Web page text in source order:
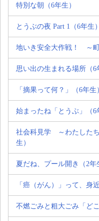
特別な朝（6年生）
とうぶの夜 Part 1（6年生）
地いき安全大作戦！ ～
思い出の生まれる場所（6
「摘果って何？」（6年生）
始まったね「とうぶ」（6
社会科見学 ～わたした
生）
夏だね、プール開き（2年
「癌（がん）」って、身
不燃ごみと粗大ごみ「ど